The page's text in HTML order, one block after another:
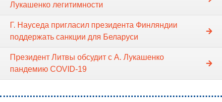
Лукашенко легитимности
Г. Науседа пригласил президента Финляндии
поддержать санкции для Беларуси
Президент Литвы обсудит с А. Лукашенко
пандемию COVID-19